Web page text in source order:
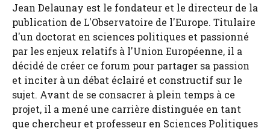
Jean Delaunay est le fondateur et le directeur de la
publication de L'Observatoire de l'Europe. Titulaire
d'un doctorat en sciences politiques et passionné
par les enjeux relatifs à l'Union Européenne, il a
décidé de créer ce forum pour partager sa passion
et inciter à un débat éclairé et constructif sur le
sujet. Avant de se consacrer à plein temps à ce
projet, il a mené une carrière distinguée en tant
que chercheur et professeur en Sciences Politiques